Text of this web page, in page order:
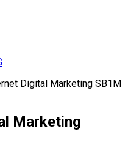
Digital Marketing SB1M
Marketing